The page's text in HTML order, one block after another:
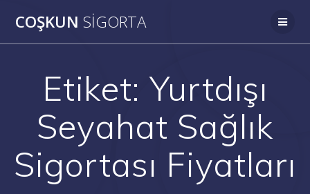
COŞKUN SIGORTA
Etiket:Yurtdışı
Seyahat Sağlık
Sigortası Fiyatları